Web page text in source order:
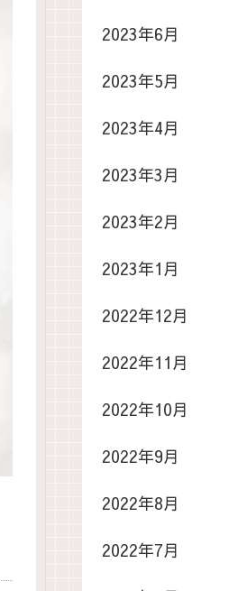
2023年6月
2023年5月
2023年4月
2023年3月
2023年2月
2023年1月
2022年12月
2022年11月
2022年10月
2022年9月
2022年8月
2022年7月